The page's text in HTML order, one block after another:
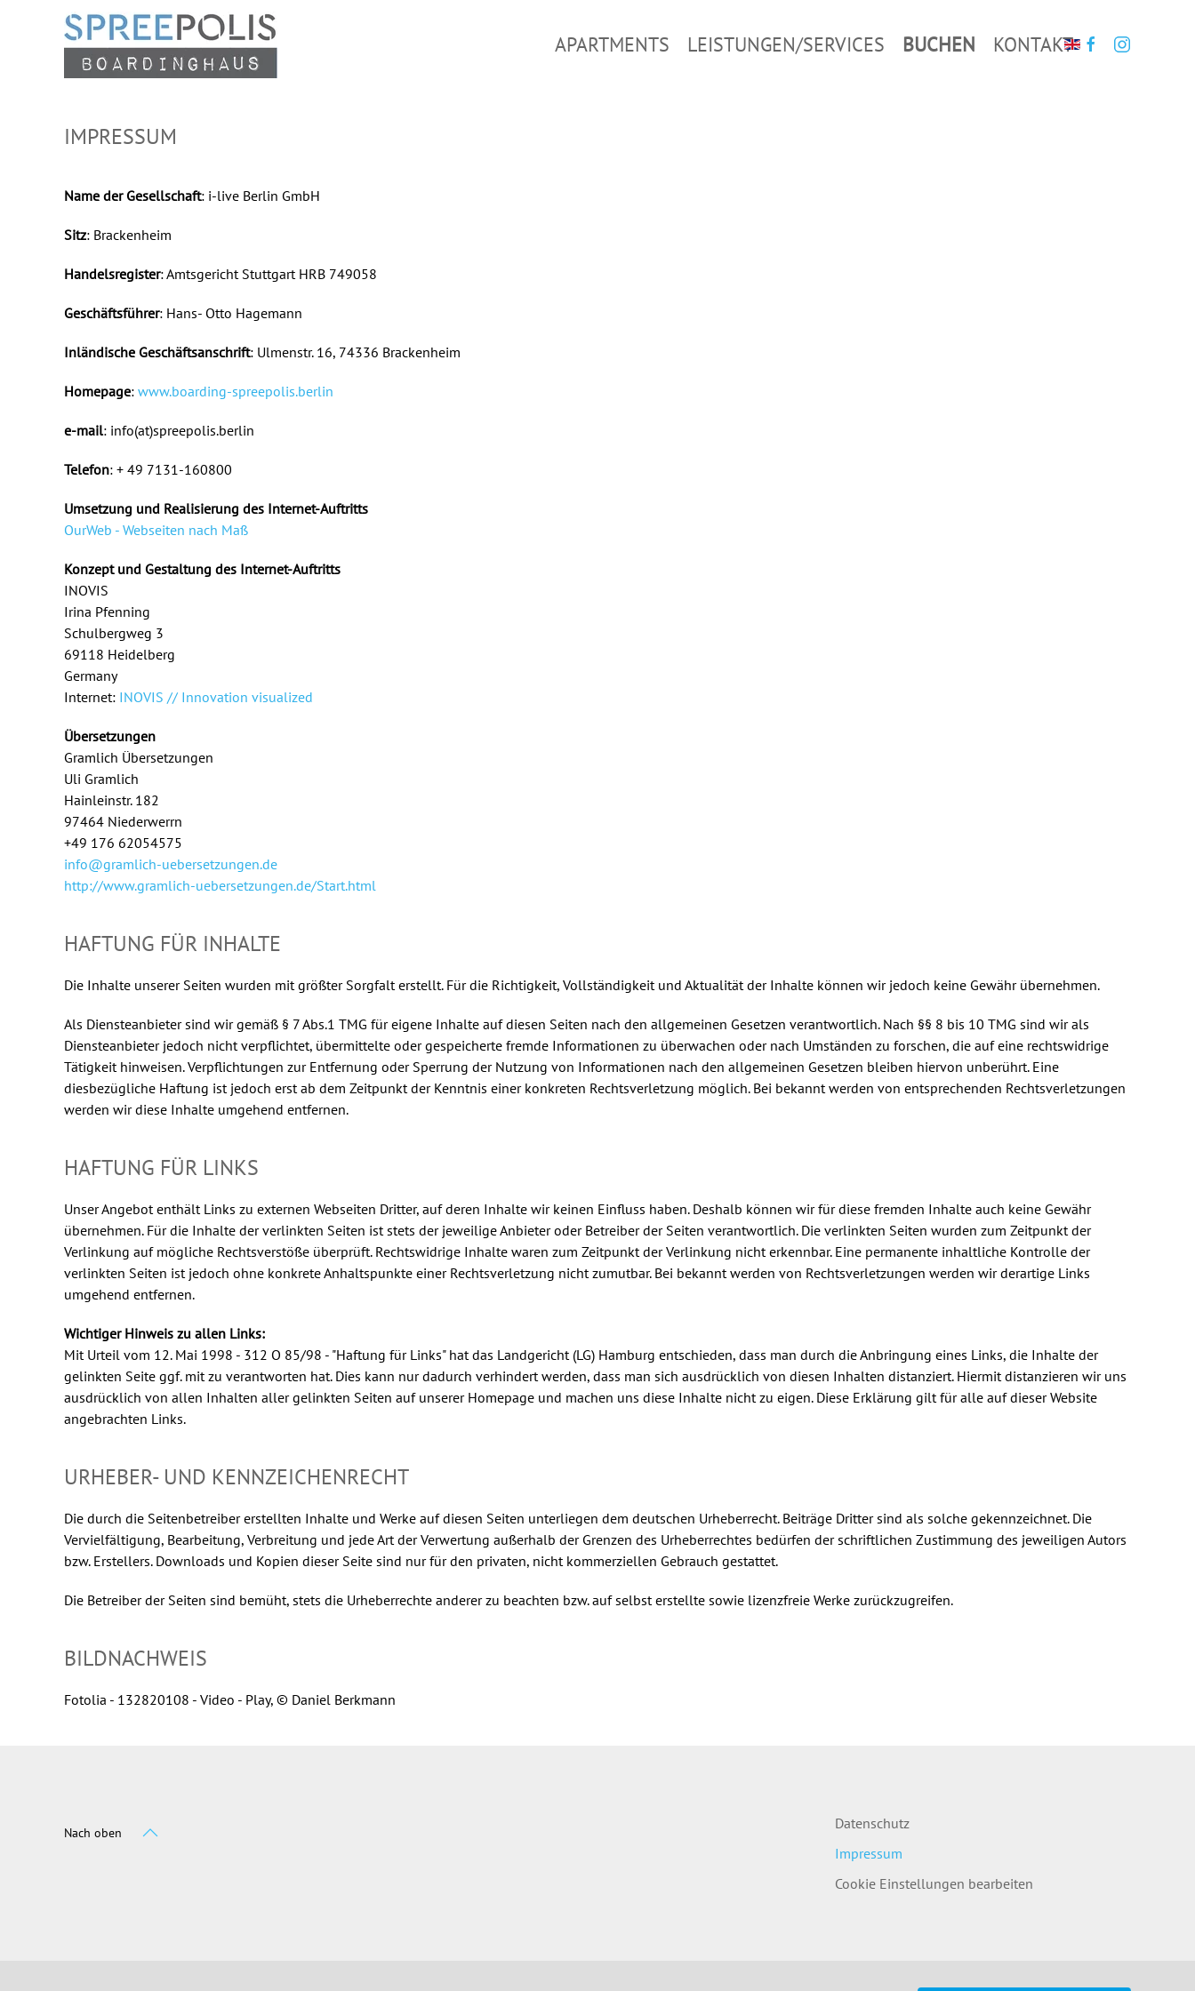
Zum Hauptinhalt springen APARTMENTS LEISTUNGEN/SERVICES BUCHEN KONTAKT
IMPRESSUM
Name der Gesellschaft: i-live Berlin GmbH
Sitz: Brackenheim
Handelsregister: Amtsgericht Stuttgart HRB 749058
Geschäftsführer: Hans- Otto Hagemann
Inländische Geschäftsanschrift: Ulmenstr. 16, 74336 Brackenheim
Homepage: www.boarding-spreepolis.berlin
e-mail: info(at)spreepolis.berlin
Telefon: + 49 7131-160800
Umsetzung und Realisierung des Internet-Auftritts
OurWeb - Webseiten nach Maß
Konzept und Gestaltung des Internet-Auftritts
INOVIS
Irina Pfenning
Schulbergweg 3
69118 Heidelberg
Germany
Internet: INOVIS // Innovation visualized
Übersetzungen
Gramlich Übersetzungen
Uli Gramlich
Hainleinstr. 182
97464 Niederwerrn
+49 176 62054575
info@gramlich-uebersetzungen.de
http://www.gramlich-uebersetzungen.de/Start.html
HAFTUNG FÜR INHALTE
Die Inhalte unserer Seiten wurden mit größter Sorgfalt erstellt. Für die Richtigkeit, Vollständigkeit und Aktualität der Inhalte können wir jedoch keine Gewähr übernehmen.
Als Diensteanbieter sind wir gemäß § 7 Abs.1 TMG für eigene Inhalte auf diesen Seiten nach den allgemeinen Gesetzen verantwortlich. Nach §§ 8 bis 10 TMG sind wir als
Diensteanbieter jedoch nicht verpflichtet, übermittelte oder gespeicherte fremde Informationen zu überwachen oder nach Umständen zu forschen, die auf eine rechtswidrige
Tätigkeit hinweisen. Verpflichtungen zur Entfernung oder Sperrung der Nutzung von Informationen nach den allgemeinen Gesetzen bleiben hiervon unberührt. Eine
diesbezügliche Haftung ist jedoch erst ab dem Zeitpunkt der Kenntnis einer konkreten Rechtsverletzung möglich. Bei bekannt werden von entsprechenden Rechtsverletzungen
werden wir diese Inhalte umgehend entfernen.
HAFTUNG FÜR LINKS
Unser Angebot enthält Links zu externen Webseiten Dritter, auf deren Inhalte wir keinen Einfluss haben. Deshalb können wir für diese fremden Inhalte auch keine Gewähr
übernehmen. Für die Inhalte der verlinkten Seiten ist stets der jeweilige Anbieter oder Betreiber der Seiten verantwortlich. Die verlinkten Seiten wurden zum Zeitpunkt der
Verlinkung auf mögliche Rechtsverstöße überprüft. Rechtswidrige Inhalte waren zum Zeitpunkt der Verlinkung nicht erkennbar. Eine permanente inhaltliche Kontrolle der
verlinkten Seiten ist jedoch ohne konkrete Anhaltspunkte einer Rechtsverletzung nicht zumutbar. Bei bekannt werden von Rechtsverletzungen werden wir derartige Links
umgehend entfernen.
Wichtiger Hinweis zu allen Links:
Mit Urteil vom 12. Mai 1998 - 312 O 85/98 - "Haftung für Links" hat das Landgericht (LG) Hamburg entschieden, dass man durch die Anbringung eines Links, die Inhalte der
gelinkten Seite ggf. mit zu verantworten hat. Dies kann nur dadurch verhindert werden, dass man sich ausdrücklich von diesen Inhalten distanziert. Hiermit distanzieren wir uns
ausdrücklich von allen Inhalten aller gelinkten Seiten auf unserer Homepage und machen uns diese Inhalte nicht zu eigen. Diese Erklärung gilt für alle auf dieser Website
angebrachten Links.
URHEBER- UND KENNZEICHENRECHT
Die durch die Seitenbetreiber erstellten Inhalte und Werke auf diesen Seiten unterliegen dem deutschen Urheberrecht. Beiträge Dritter sind als solche gekennzeichnet. Die
Vervielfältigung, Bearbeitung, Verbreitung und jede Art der Verwertung außerhalb der Grenzen des Urheberrechtes bedürfen der schriftlichen Zustimmung des jeweiligen Autors
bzw. Erstellers. Downloads und Kopien dieser Seite sind nur für den privaten, nicht kommerziellen Gebrauch gestattet.
Die Betreiber der Seiten sind bemüht, stets die Urheberrechte anderer zu beachten bzw. auf selbst erstellte sowie lizenzfreie Werke zurückzugreifen.
BILDNACHWEIS
Fotolia - 132820108 - Video - Play, © Daniel Berkmann
Nach oben
Datenschutz
Impressum
Cookie Einstellungen bearbeiten